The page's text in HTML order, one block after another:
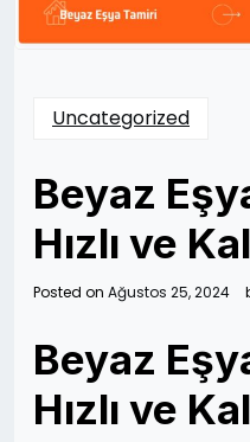
Uncategorized
Beyaz
Hızlı ve
Posted on Ağustos 25, 2024
Beyaz
Hızlı ve